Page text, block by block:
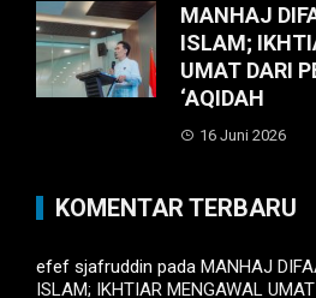
MANHAJ
ISLAM;
UMAT DARI
‘AQIDAH
16 Juni 2026
KOMENTAR TERBARU
efef sjafruddin pada MANHAJ
ISLAM; IKHTIAR MENGAWAL